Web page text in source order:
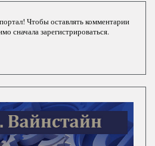
Чтобы оставлять комментарии
сначала зарегистрироваться.